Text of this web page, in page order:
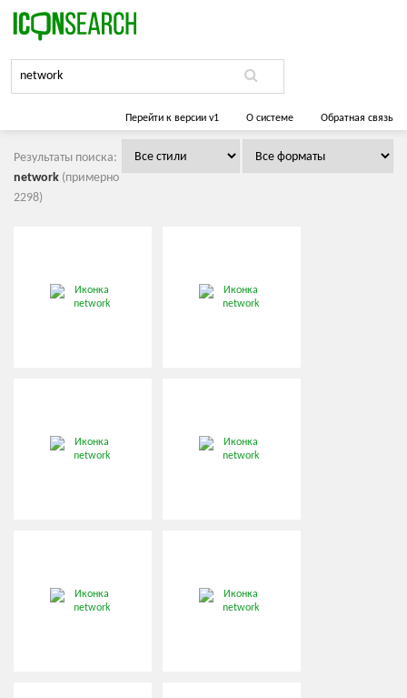
Перейти к версии v1 О системе Обратная связь
Результаты поиска:
network (примерно
2298)